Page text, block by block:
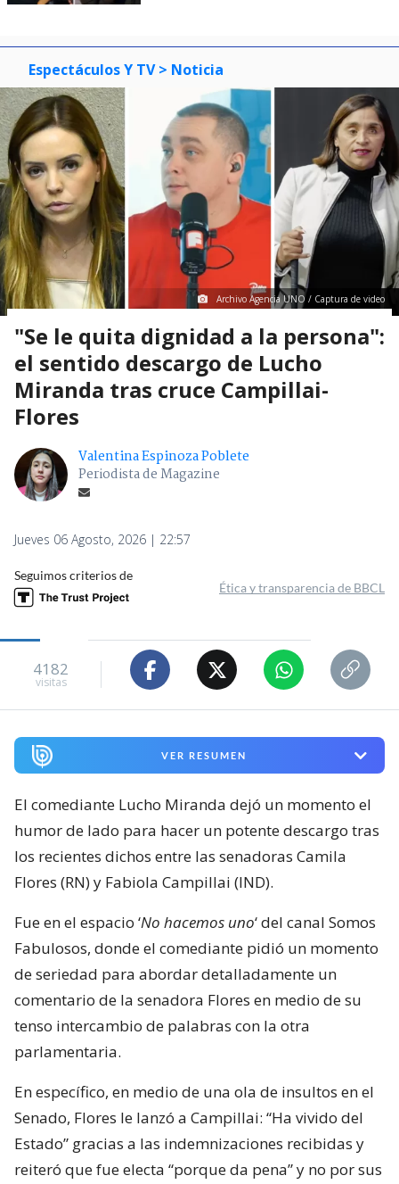
Espectáculos Y TV > Noticia
Archivo Agencia UNO / Captura de video
"Se le quita dignidad a la persona":
el sentido descargo de Lucho
Miranda tras cruce Campillai-
Flores
Valentina Espinoza Poblete
Periodista de Magazine
Jueves 06 Agosto, 2026 | 22:57
Seguimos criterios de
Ética y transparencia de BBCL
4182
visitas
VER RESUMEN
El comediante Lucho Miranda dejó un momento el
humor de lado para hacer un potente descargo tras
los recientes dichos entre las senadoras Camila
Flores (RN) y Fabiola Campillai (IND).
Fue en el espacio ‘No hacemos uno‘ del canal Somos
Fabulosos, donde el comediante pidió un momento
de seriedad para abordar detalladamente un
comentario de la senadora Flores en medio de su
tenso intercambio de palabras con la otra
parlamentaria.
En específico, en medio de una ola de insultos en el
Senado, Flores le lanzó a Campillai: “Ha vivido del
Estado” gracias a las indemnizaciones recibidas y
reiteró que fue electa “porque da pena” y no por sus